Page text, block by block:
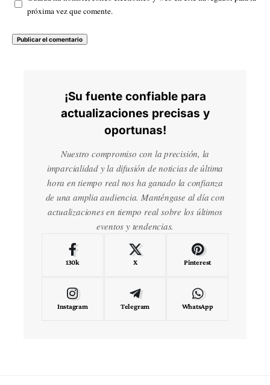
próxima vez que comente.
¡Su fuente confiable para
actualizaciones precisas y
oportunas!
Nuestro compromiso con la precisión, la
imparcialidad y la difusión de noticias de última
hora en tiempo real nos ha ganado la confianza
de una amplia audiencia. Manténgase al día con
actualizaciones en tiempo real sobre los últimos
eventos y tendencias.
130k X Pinterest
Instagram Telegram WhatsApp